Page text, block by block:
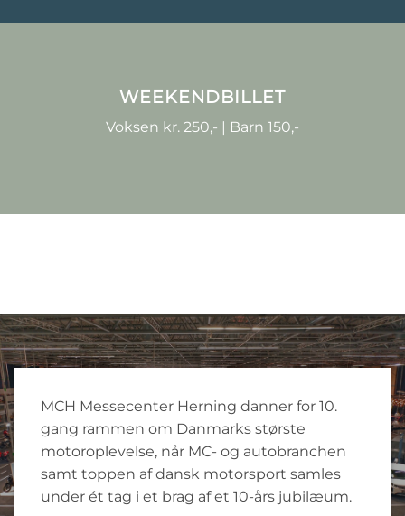
WEEKENDBILLET
Voksen kr. 250,- | Barn 150,-
MCH Messecenter Herning danner for 10.
gang rammen om Danmarks største
motoroplevelse, når MC- og autobranchen
samt toppen af dansk motorsport samles
under ét tag i et brag af et 10-års jubilæum.